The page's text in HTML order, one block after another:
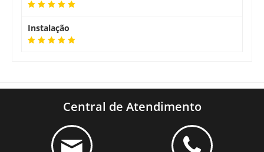
Instalação
Central de Atendimento